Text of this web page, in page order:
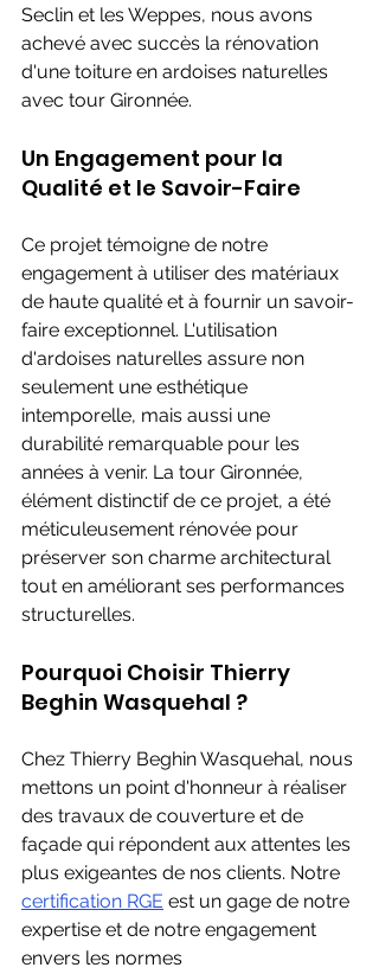
Seclin et les Weppes, nous avons
achevé avec succès la rénovation
d'une toiture en ardoises naturelles
avec tour Gironnée.
Un Engagement pour la
Qualité et le Savoir-Faire
Ce projet témoigne de notre
engagement à utiliser des matériaux
de haute qualité et à fournir un savoir-
faire exceptionnel. L'utilisation
d'ardoises naturelles assure non
seulement une esthétique
intemporelle, mais aussi une
durabilité remarquable pour les
années à venir. La tour Gironnée,
élément distinctif de ce projet, a été
méticuleusement rénovée pour
préserver son charme architectural
tout en améliorant ses performances
structurelles.
Pourquoi Choisir Thierry
Beghin Wasquehal ?
Chez Thierry Beghin Wasquehal, nous
mettons un point d'honneur à réaliser
des travaux de couverture et de
façade qui répondent aux attentes les
plus exigeantes de nos clients. Notre
certification RGE est un gage de notre
expertise et de notre engagement
envers les normes